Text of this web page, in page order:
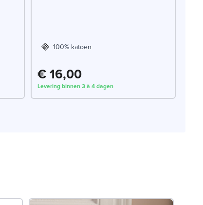
100% katoen
€ 16,00
Levering binnen 3 à 4 dagen